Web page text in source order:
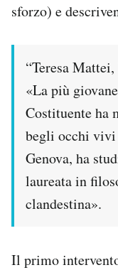
sforzo) e
“Teresa
«La più
Costituente ha
begli occhi vivi
Genova, ha
laureata in
clandestina».
Il primo